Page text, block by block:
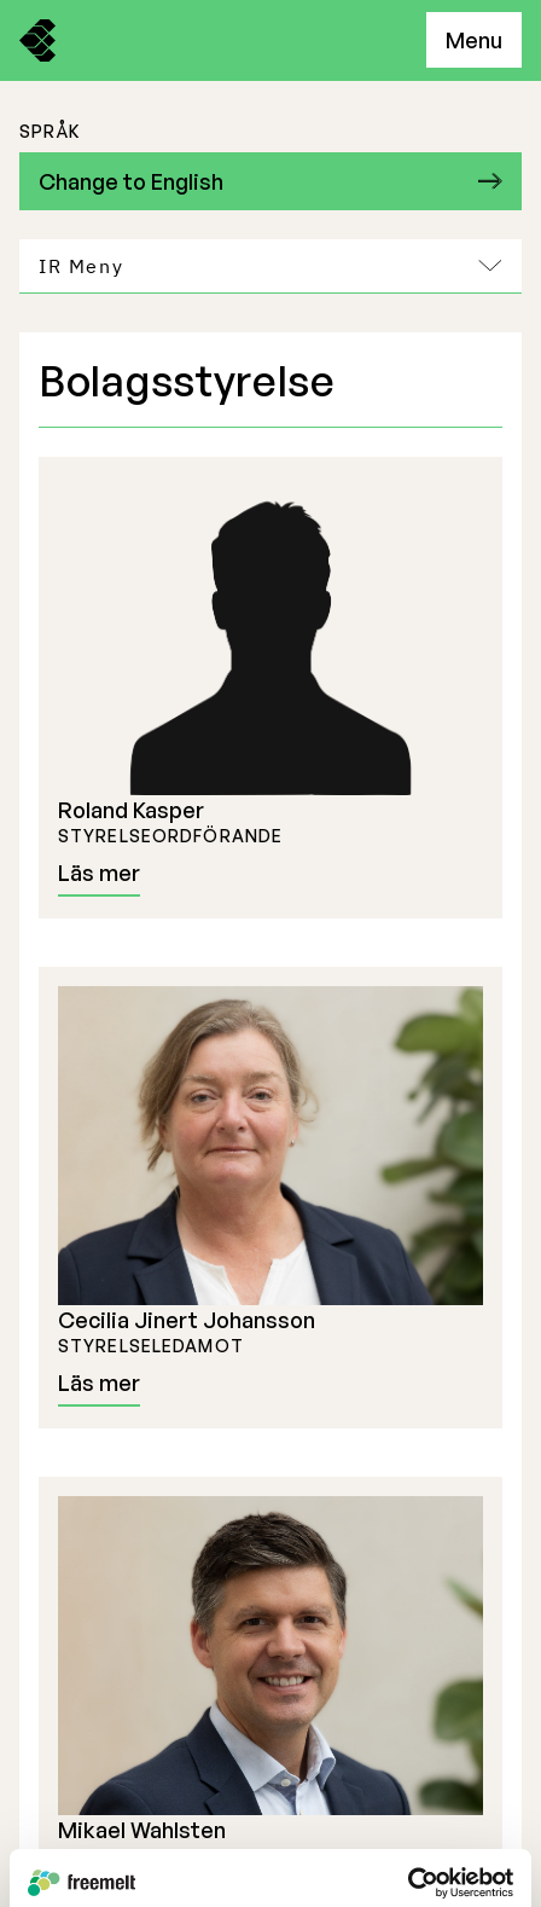
Menu
SPRÅK
Change to English
IR Meny
Freemelts verksamhet
Årsredovisning
Börsnotering
Företrädesemission 2025
Föregående prospekt
Bolagsstyrelse
Valberedning
Verkställande ledning
Certified Adviser
Bolagsstämmor
Bolagsordning
Bolagsbeskrivning
Bolagsstyrelse
Roland Kasper
STYRELSE­ORDFÖRANDE
Läs mer
Cecilia Jinert Johansson
STYRELSELEDAMOT
Läs mer
Mikael Wahlsten
STYRELSELEDAMOT
Läs mer